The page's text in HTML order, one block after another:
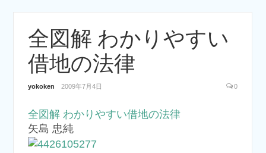
全図解 わかりやすい
借地の法律
yokoken 2009年7月4日 0
全図解 わかりやすい借地の法律
矢島 忠純